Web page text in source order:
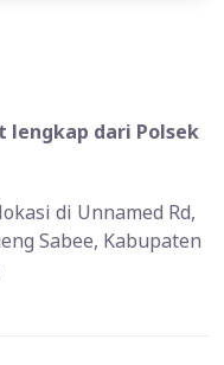
lengkap dari Polsek
di Unnamed Rd,
Sabee, Kabupaten